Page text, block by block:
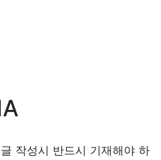
작성시 반드시 기재해야 하